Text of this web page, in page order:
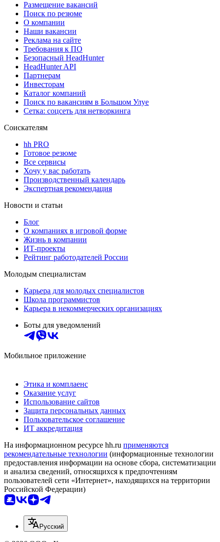
Размещение вакансий
Поиск по резюме
О компании
Наши вакансии
Реклама на сайте
Требования к ПО
Безопасный HeadHunter
HeadHunter API
Партнерам
Инвесторам
Каталог компаний
Поиск по вакансиям в Большом Улуе
Сетка: соцсеть для нетворкинга
Соискателям
hh PRO
Готовое резюме
Все сервисы
Хочу у вас работать
Производственный календарь
Экспертная рекомендация
Новости и статьи
Блог
О компаниях в игровой форме
Жизнь в компании
ИТ-проекты
Рейтинг работодателей России
Молодым специалистам
Карьера для молодых специалистов
Школа программистов
Карьера в некоммерческих организациях
Боты для уведомлений
Мобильное приложение
Этика и комплаенс
Оказание услуг
Использование сайтов
Защита персональных данных
Пользовательское соглашение
ИТ аккредитация
На информационном ресурсе hh.ru применяются
рекомендательные технологии (информационные технологии
предоставления информации на основе сбора, систематизации
и анализа сведений, относящихся к предпочтениям
пользователей сети «Интернет», находящихся на территории
Российской Федерации)
Русский